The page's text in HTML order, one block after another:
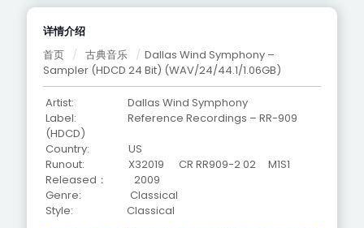
详情介绍
首页
/ 古典音乐 / Dallas Wind Symphony –
Sampler (HDCD 24 Bit) (WAV/24/44.1/1.06GB)
Artist: Dallas Wind Symphony
Label: Reference Recordings – RR-909
(HDCD)
Country: US
Runout: X32019 CR RR909-2 02 M1S1
Released： 2009
Genre: Classical
Style: Classical